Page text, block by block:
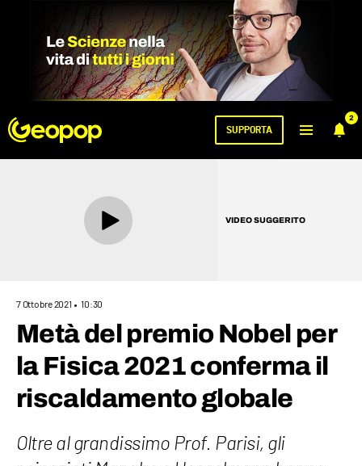
2
SUPPORTA
VIDEO SUGGERITO
7 Ottobre 2021 10:30
Metà del premio Nobel per
la Fisica 2021 conferma il
riscaldamento globale
Oltre al grandissimo Prof. Parisi, gli